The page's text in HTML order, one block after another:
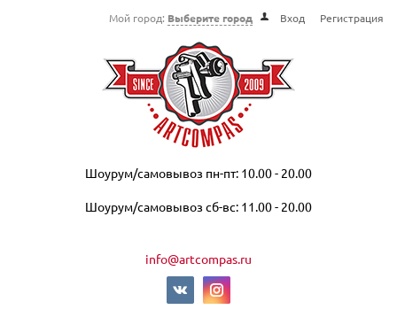
Мой город: Выберите город Вход Регистрация
Шоурум/самовывоз пн-пт: 10.00 - 20.00
Шоурум/самовывоз сб-вс: 11.00 - 20.00
info@artcompas.ru